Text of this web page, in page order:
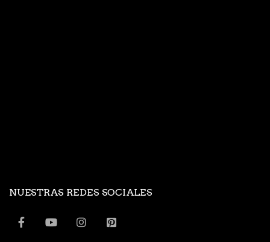
NUESTRAS REDES SOCIALES